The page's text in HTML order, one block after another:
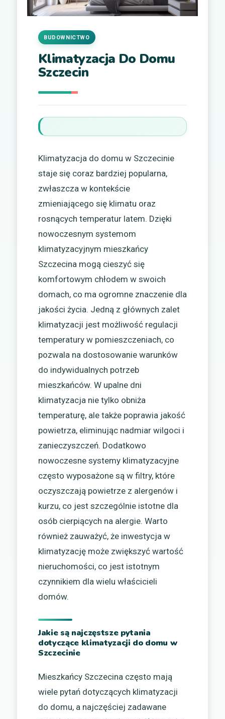
Klimatyzacja Do Domu
Szczecin
BUDOWNICTWO
Klimatyzacja do domu w Szczecinie
staje się coraz bardziej popularna,
zwłaszcza w kontekście
zmieniającego się klimatu oraz
rosnących temperatur latem. Dzięki
nowoczesnym systemom
klimatyzacyjnym mieszkańcy
Szczecina mogą cieszyć się
komfortowym chłodem w swoich
domach, co ma ogromne znaczenie dla
jakości życia. Jedną z głównych zalet
klimatyzacji jest możliwość regulacji
temperatury w pomieszczeniach, co
pozwala na dostosowanie warunków
do indywidualnych potrzeb
mieszkańców. W upalne dni
klimatyzacja nie tylko obniża
temperaturę, ale także poprawia jakość
powietrza, eliminując nadmiar wilgoci i
zanieczyszczeń. Dodatkowo
nowoczesne systemy klimatyzacyjne
często wyposażone są w filtry, które
oczyszczają powietrze z alergenów i
kurzu, co jest szczególnie istotne dla
osób cierpiących na alergie. Warto
również zauważyć, że inwestycja w
klimatyzację może zwiększyć wartość
nieruchomości, co jest istotnym
czynnikiem dla wielu właścicieli
domów.
Jakie są najczęstsze pytania
dotyczące klimatyzacji do domu w
Szczecinie
Mieszkańcy Szczecina często mają
wiele pytań dotyczących klimatyzacji
do domu, a najczęściej zadawane